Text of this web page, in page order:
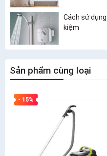
Cách sử
kiệm
Sản phẩm cùng loại
- 15%